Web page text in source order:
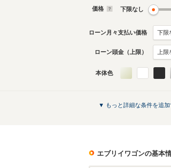
エブリイワゴンのカタ
価格 下限なし
ローン月々支払い価格
ローン頭金（上限）
本体色
▼ もっと詳細な条件を追加
エブリイワゴンの基本